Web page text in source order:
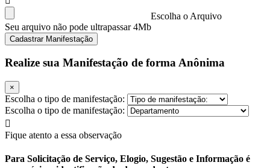
Escolha o Arquivo
Seu arquivo não pode ultrapassar 4Mb
Cadastrar Manifestação
Realize sua Manifestação de forma Anônima
×
Escolha o tipo de manifestação:
Escolha o tipo de manifestação:
Fique atento a essa observação
Para Solicitação de Serviço, Elogio, Sugestão e Informação é